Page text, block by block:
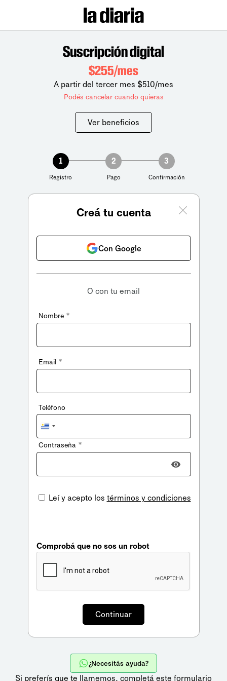
Suscripción digital
$255/mes
A partir del tercer mes $510/mes
Podés cancelar cuando quieras
Ver beneficios
1
Registro
2
Pago
3
Confirmación
Creá tu cuenta
Con Google
O con tu email
Nombre *
Email *
Teléfono
Uruguay
+598
Contraseña *
Leí y acepto los términos y condiciones
Comprobá que no sos un robot
¿Necesitás ayuda?
Si preferís que te llamemos, completá este formulario